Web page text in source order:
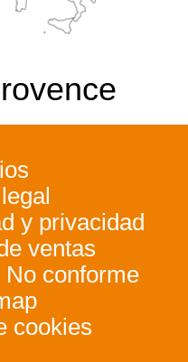
y privacidad
ventas
conforme
cookies